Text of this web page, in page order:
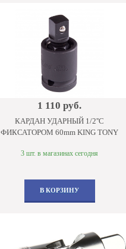
1 110 руб.
КАРДАН УДАРНЫЙ 1/2''С
ФИКСАТОРОМ 60mm KING TONY
3 шт. в магазинах сегодня
В КОРЗИНУ